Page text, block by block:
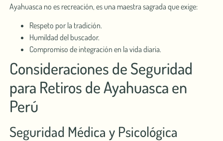
Ayahuasca no es recreación, es una maestra sagrada que exige:
Respeto por la tradición.
Humildad del buscador.
Compromiso de integración en la vida diaria.
Consideraciones de Seguridad
para Retiros de Ayahuasca en
Perú
Seguridad Médica y Psicológica